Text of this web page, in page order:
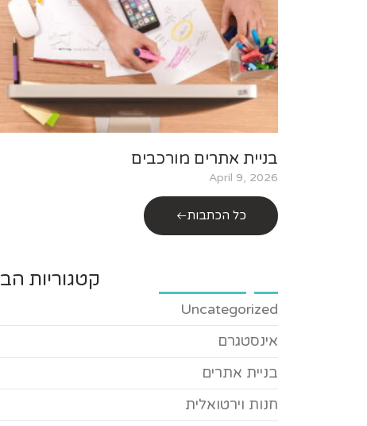
בניית אתרים מורכבים
April 9, 2026
כל הכתבות
קטגוריות
Uncategorized
אינסטגרם
בניית אתרים
חנות וירטואלית